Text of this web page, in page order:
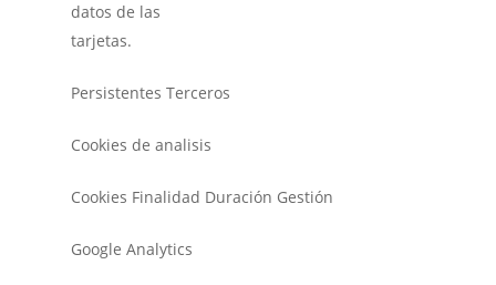
datos de las
tarjetas.
Persistentes Terceros
Cookies de analisis
Cookies Finalidad Duración Gestión
Google Analytics